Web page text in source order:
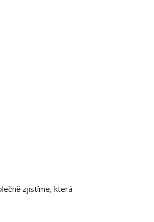
zjistíme, která